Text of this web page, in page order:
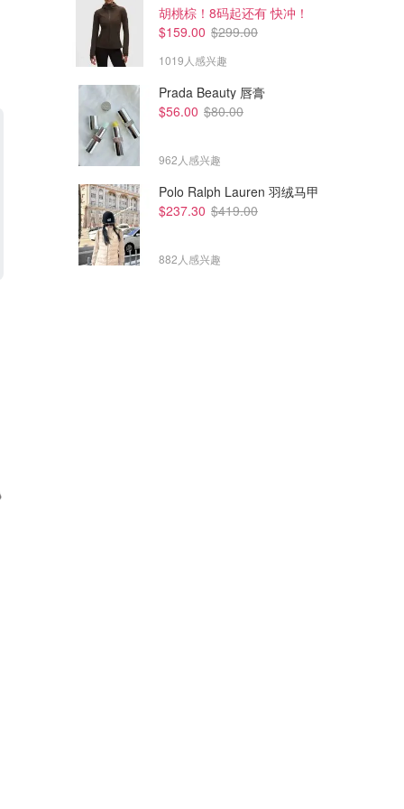
胡桃棕！8码起还有 快冲！
$159.00 $299.00
1019人感兴趣
Prada Beauty 唇膏
$56.00 $80.00
962人感兴趣
Polo Ralph Lauren 羽绒马甲
$237.30 $419.00
882人感兴趣